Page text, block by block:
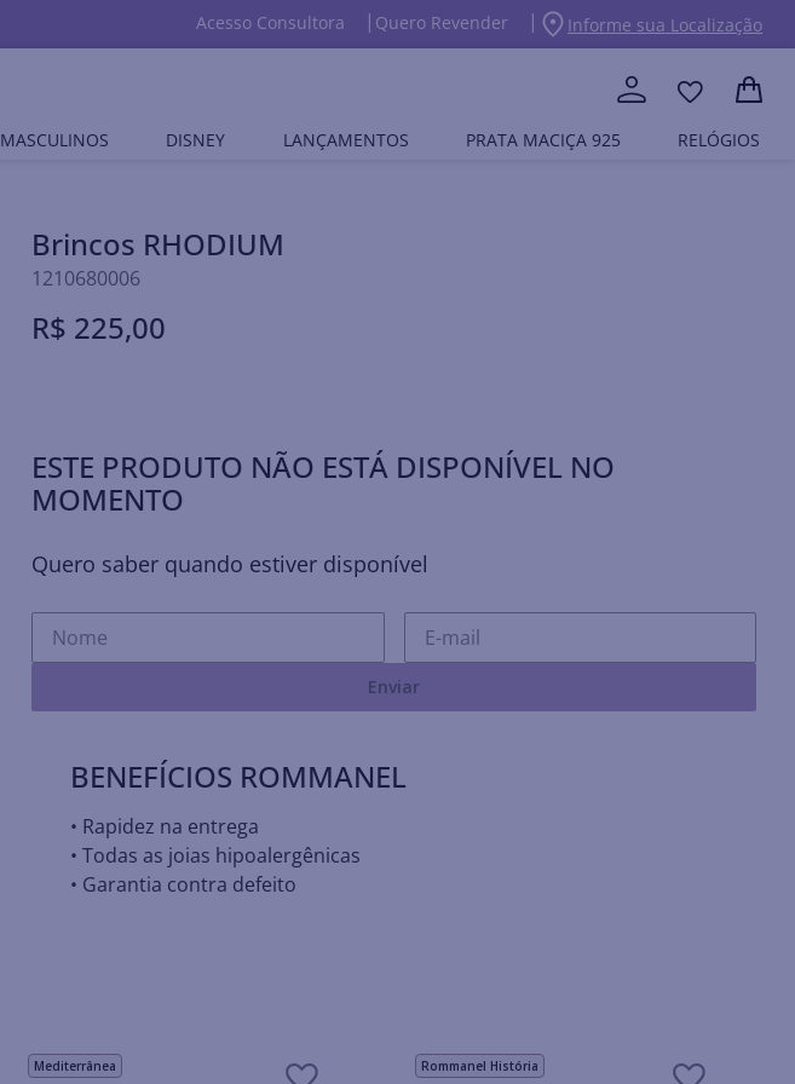
Acesso Consultora Quero Revender Informe sua Localização
MASCULINOS DISNEY LANÇAMENTOS PRATA MACIÇA 925 RELÓGIOS
Brincos RHODIUM
1210680006
R$ 225,00
ESTE PRODUTO NÃO ESTÁ DISPONÍVEL NO
MOMENTO
Quero saber quando estiver disponível
Enviar
BENEFÍCIOS ROMMANEL
• Rapidez na entrega
• Todas as joias hipoalergênicas
• Garantia contra defeito
Mediterrânea Rommanel História